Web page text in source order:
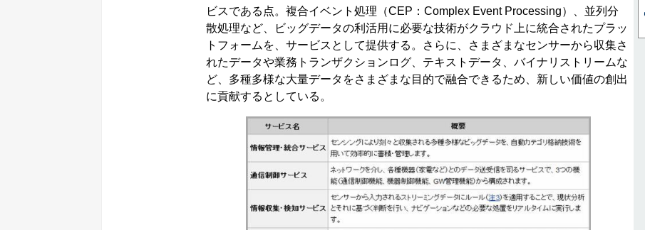
ビスである点。複合イベント処理（CEP：Complex Event Processing）、並列分
散処理など、ビッグデータの利活用に必要な技術がクラウド上に統合されたプラッ
トフォームを、サービスとして提供する。さらに、さまざまなセンサーから収集さ
れたデータや業務トランザクションログ、テキストデータ、バイナリストリームな
ど、多種多様な大量データをさまざまな目的で融合できるため、新しい価値の創出
に貢献するとしている。